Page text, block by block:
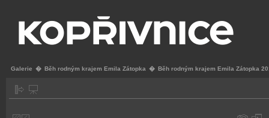
Galerie � Běh rodným krajem Emila Zátopka � Běh rodným krajem Emila Zátopka